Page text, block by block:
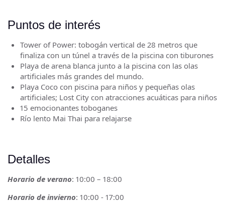
Puntos de interés
Tower of Power: tobogán vertical de 28 metros que
finaliza con un túnel a través de la piscina con tiburones
Playa de arena blanca junto a la piscina con las olas
artificiales más grandes del mundo.
Playa Coco con piscina para niños y pequeñas olas
artificiales; Lost City con atracciones acuáticas para niños
15 emocionantes toboganes
Río lento Mai Thai para relajarse
Detalles
Horario de verano: 10:00 – 18:00
Horario de invierno: 10:00 - 17:00